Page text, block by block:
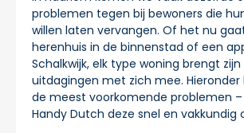
problemen tegen bij bewoners die
willen laten vervangen. Of het nu
herenhuis in de binnenstad of een
Schalkwijk, elk type woning brengt
uitdagingen met zich mee.
de meest voorkomende problemen
Handy Dutch deze snel en vakkundig